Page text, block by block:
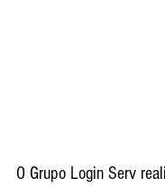
O Grupo Login Serv